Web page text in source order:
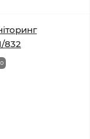
832